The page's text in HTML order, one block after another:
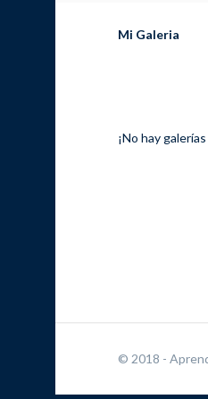
Mi Galeria
¡No hay
© 2018 -